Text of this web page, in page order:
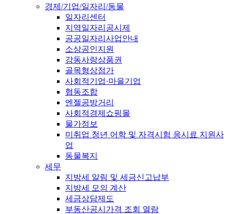
경제/기업/일자리/동물
일자리센터
지역일자리공시제
공공일자리사업안내
소상공인지원
강동사랑상품권
골목형상점가
사회적기업·마을기업
협동조합
엔젤공방거리
사회적경제쇼핑몰
물가정보
미취업 청년 어학 및 자격시험 응시료 지원사
업
동물복지
세무
지방세 알림 및 세금신고납부
지방세 모의 계산
세금상담제도
부동산공시가격 조회 열람